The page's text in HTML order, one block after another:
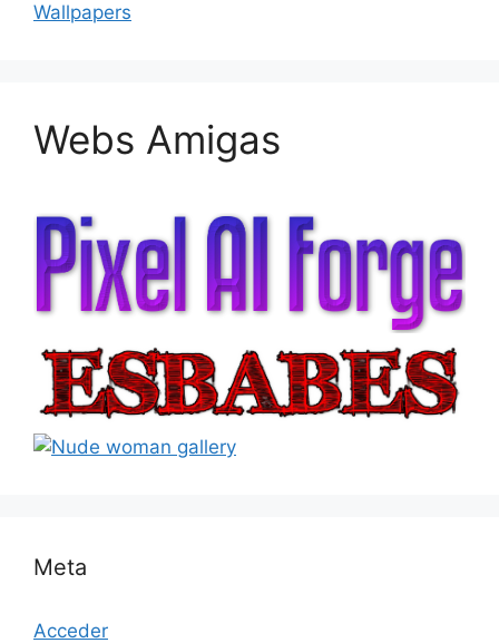
Wallpapers
Webs Amigas
Meta
Acceder